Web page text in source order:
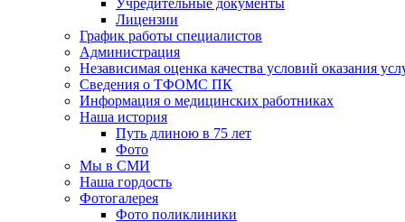
Учредительные документы
Лицензии
График работы специалистов
Администрация
Независимая оценка качества условий оказания
Сведения о ТФОМС ПК
Информация о медицинских работниках
Наша история
Путь длиною в 75 лет
Фото
Мы в СМИ
Наша гордость
Фотогалерея
Фото поликлиники